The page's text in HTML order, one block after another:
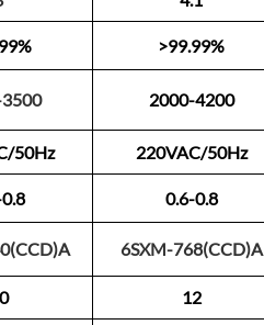
>99.99%
2000-4200
50Hz 220VAC/50Hz
0.6-0.8
6SXM-768(CCD)A
12